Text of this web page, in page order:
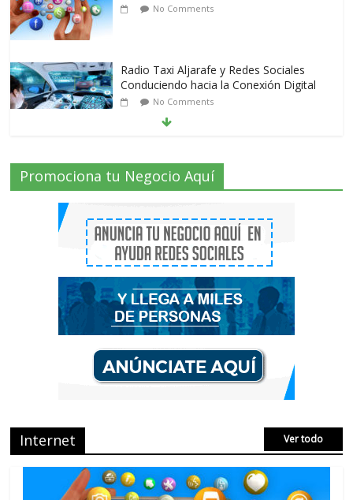
No Comments
Radio Taxi Aljarafe y Redes Sociales
Conduciendo hacia la Conexión Digital
No Comments
Radio Taxi Aljarafe tel 653404040 el
Servicio Esencial de Movilidad en Aljarafe
2 Comments
Que es el Marketing de criptomonedas o
el Marketing de IEO
No Comments
AVISPEX PLUS FORTE correctamente
para proteger tu entorno
No Comments
Promociona tu Negocio Aquí
Internet Ver todo